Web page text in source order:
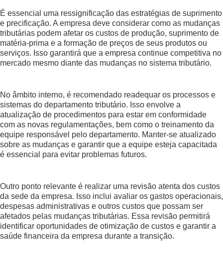
É essencial uma ressignificação das estratégias de suprimento
e precificação. A empresa deve considerar como as mudanças
tributárias podem afetar os custos de produção, suprimento de
matéria-prima e a formação de preços de seus produtos ou
serviços. Isso garantirá que a empresa continue competitiva no
mercado mesmo diante das mudanças no sistema tributário.
No âmbito interno, é recomendado readequar os processos e
sistemas do departamento tributário. Isso envolve a
atualização de procedimentos para estar em conformidade
com as novas regulamentações, bem como o treinamento da
equipe responsável pelo departamento. Manter-se atualizado
sobre as mudanças e garantir que a equipe esteja capacitada
é essencial para evitar problemas futuros.
Outro ponto relevante é realizar uma revisão atenta dos custos
da sede da empresa. Isso inclui avaliar os gastos operacionais,
despesas administrativas e outros custos que possam ser
afetados pelas mudanças tributárias. Essa revisão permitirá
identificar oportunidades de otimização de custos e garantir a
saúde financeira da empresa durante a transição.